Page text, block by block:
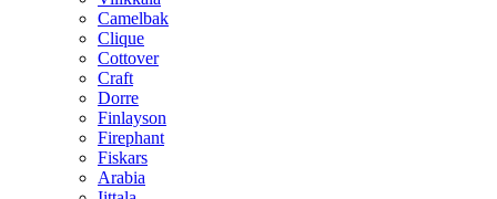
Camelbak
Clique
Cottover
Craft
Dorre
Finlayson
Firephant
Fiskars
Arabia